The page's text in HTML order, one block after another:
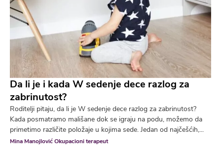
Da li je i kada W sedenje dece razlog za
zabrinutost?
Roditelji pitaju, da li je W sedenje dece razlog za zabrinutost?
Kada posmatramo mališane dok se igraju na podu, možemo da
primetimo različite položaje u kojima sede. Jedan od najčešćih,...
Mina Manojlović Okupacioni terapeut